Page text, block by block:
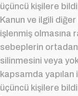
üçüncü kişilere
Kanun ve ilgili
işlenmiş olmasına
sebeplerin ortadan
silinmesini veya
kapsamda yapılan
üçüncü kişilere